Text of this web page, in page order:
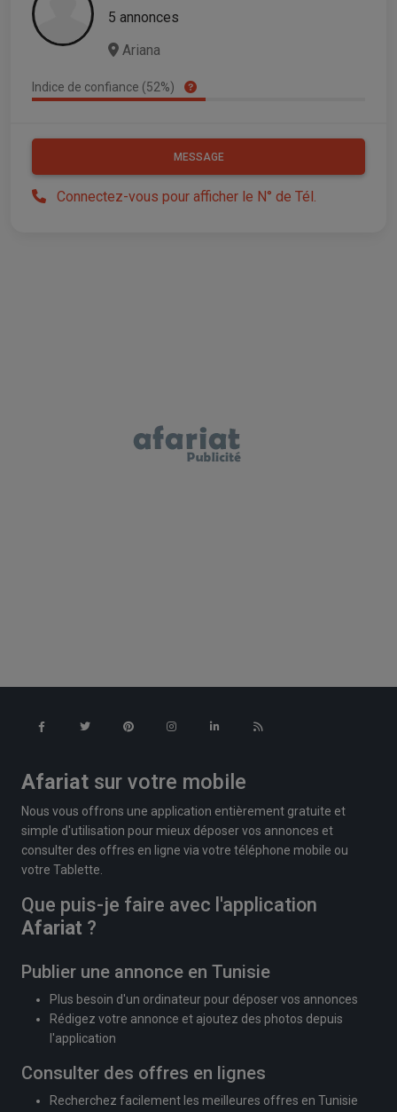
5 annonces
Ariana
Indice de confiance (52%)
MESSAGE
Connectez-vous pour afficher le N° de Tél.
Afariat sur votre mobile
Nous vous offrons une application entièrement gratuite et
simple d'utilisation pour mieux déposer vos annonces et
consulter des offres en ligne via votre téléphone mobile ou
votre Tablette.
Que puis-je faire avec l'application
Afariat ?
Publier une annonce en Tunisie
Plus besoin d'un ordinateur pour déposer vos annonces
Rédigez votre annonce et ajoutez des photos depuis
l'application
Consulter des offres en lignes
Recherchez facilement les meilleures offres en Tunisie